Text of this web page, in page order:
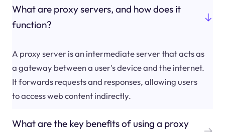
What are proxy servers, and how does it
function?
A proxy server is an intermediate server that acts as
a gateway between a user's device and the internet.
It forwards requests and responses, allowing users
to access web content indirectly.
What are the key benefits of using a proxy